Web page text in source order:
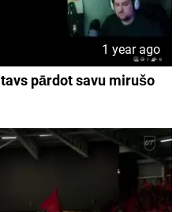
1 year ago
pārdot savu mirušo